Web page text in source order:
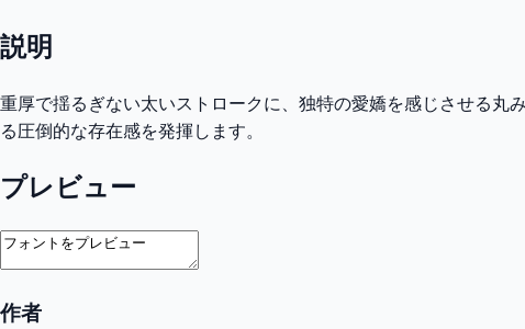
説明
重厚で揺るぎない太いストロークに、独特の愛嬌を感じさせる
る圧倒的な存在感を発揮します。
プレビュー
作者